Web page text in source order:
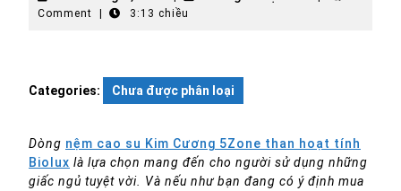
Tháng
Comment
| 3:13 chiều
Categories: Chưa được phân loại
Dòng nệm cao su Kim Cương 5Zone than hoạt tính
Biolux là lựa chọn mang đến cho người sử dụng những
giấc ngủ tuyệt vời. Và nếu như bạn đang có ý định mua